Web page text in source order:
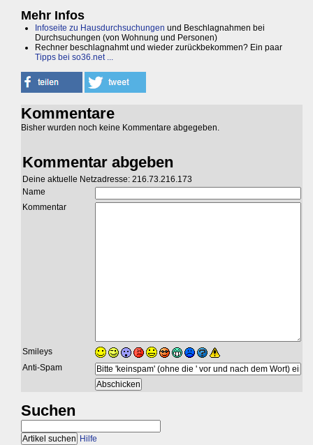
Mehr Infos
Infoseite zu Hausdurchsuchungen und Beschlagnahmen bei
Durchsuchungen (von Wohnung und Personen)
Rechner beschlagnahmt und wieder zurückbekommen? Ein paar
Tipps bei so36.net ...
Kommentare
Bisher wurden noch keine Kommentare abgegeben.
Kommentar abgeben
Deine aktuelle Netzadresse: 216.73.216.173
Name
Kommentar
Smileys
Anti-Spam
Suchen
Hilfe